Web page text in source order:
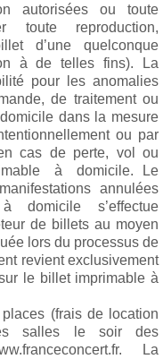
autorisées ou toute
toute reproduction,
d’une quelconque
à de telles fins). La
pour les anomalies
de traitement ou
dans la mesure
ou par
cas de perte, vol ou
à domicile. Le
annulées
domicile s’effectue
de billets au moyen
lors du processus de
revient exclusivement
le billet imprimable à
(frais de location
salles le soir des
La